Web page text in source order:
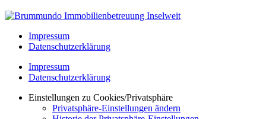
Impressum
Datenschutzerklärung
Impressum
Datenschutzerklärung
Einstellungen zu Cookies/Privatsphäre
Privatsphäre-Einstellungen ändern